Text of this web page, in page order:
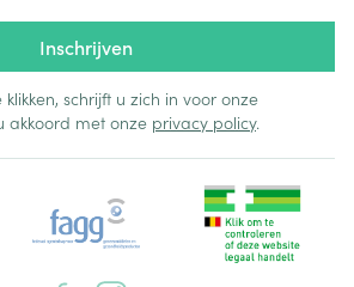
Inschrijven
schrijft u zich in voor onze
akkoord met onze privacy policy.